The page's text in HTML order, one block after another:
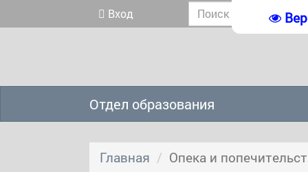
Вход
Отдел образования
Главная Опека и